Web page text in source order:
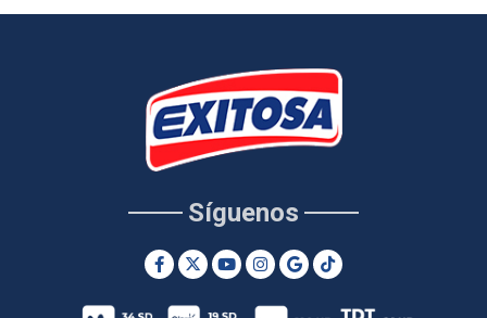
Síguenos